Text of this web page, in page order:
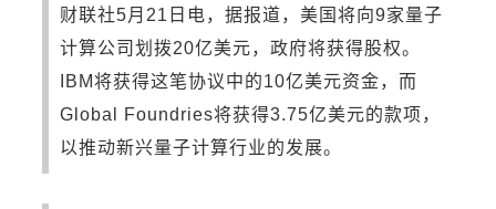
财联社5月21日电，据报道，美国将向9家量子
计算公司划拨20亿美元，政府将获得股权。
IBM将获得这笔协议中的10亿美元资金，而
Global Foundries将获得3.75亿美元的款项，
以推动新兴量子计算行业的发展。